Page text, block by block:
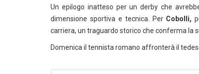
Un epilogo inatteso per un derby che
dimensione sportiva e tecnica. Per Cobolli,
carriera, un traguardo storico che conferma la
Domenica il tennista romano affronterà il